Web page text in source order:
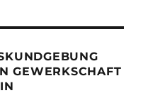
GEWERKSCHAFT